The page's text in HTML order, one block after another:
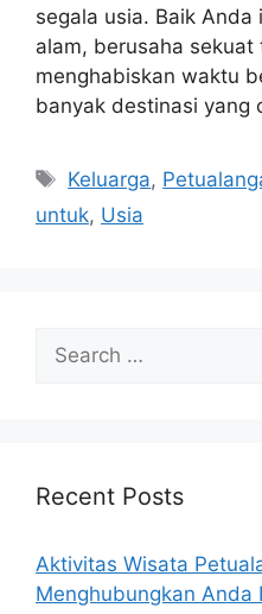
segala usia. Baik
alam, berusaha
menghabiskan waktu
banyak destinasi yang
Tags
Keluarga,
untuk, Usia
for:
Recent Posts
Aktivitas Wisata
Menghubungkan Anda